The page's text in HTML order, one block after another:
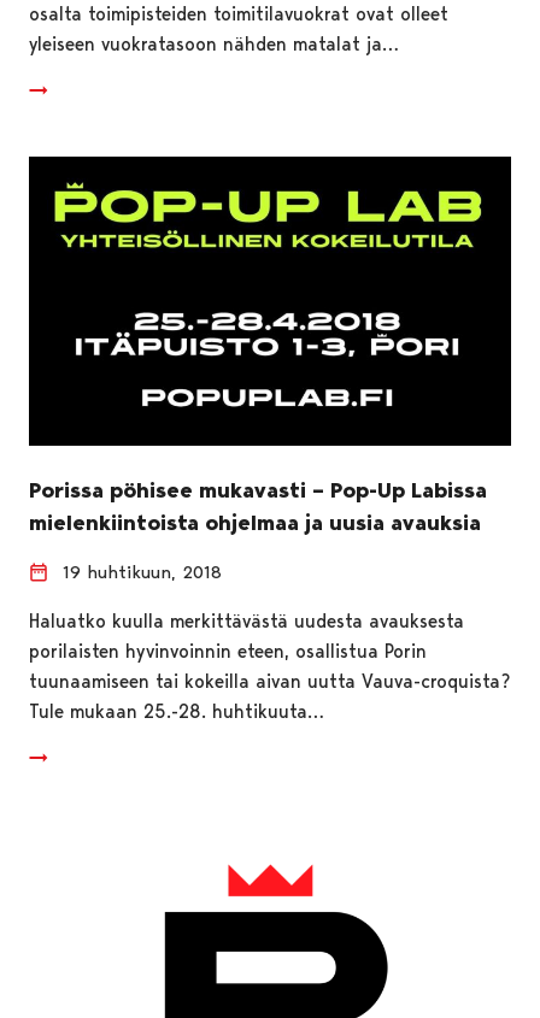
osalta toimipisteiden toimitilavuokrat ovat olleet
yleiseen vuokratasoon nähden matalat ja…
Porissa pöhisee mukavasti – Pop-Up Labissa
mielenkiintoista ohjelmaa ja uusia avauksia
19 huhtikuun, 2018
Haluatko kuulla merkittävästä uudesta avauksesta
porilaisten hyvinvoinnin eteen, osallistua Porin
tuunaamiseen tai kokeilla aivan uutta Vauva-croquista?
Tule mukaan 25.-28. huhtikuuta…